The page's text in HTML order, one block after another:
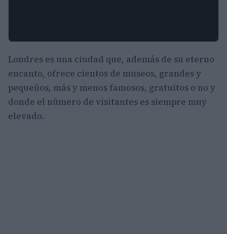
Londres es una ciudad que, además de su eterno
encanto, ofrece cientos de museos, grandes y
pequeños, más y menos famosos, gratuitos o no y
donde el número de visitantes es siempre muy
elevado.